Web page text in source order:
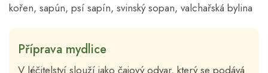
kořen, sapún, psí sapín, svinský sopan, valchařská bylina
Příprava mydlice
V léčitelství slouží jako čajový odvar, který se podává